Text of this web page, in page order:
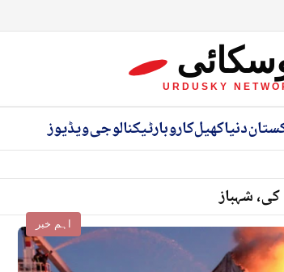
URDUSKY
دنیاکھیلکاروبارٹیکنالوجیویڈیوز
شہباز
اہم خبر